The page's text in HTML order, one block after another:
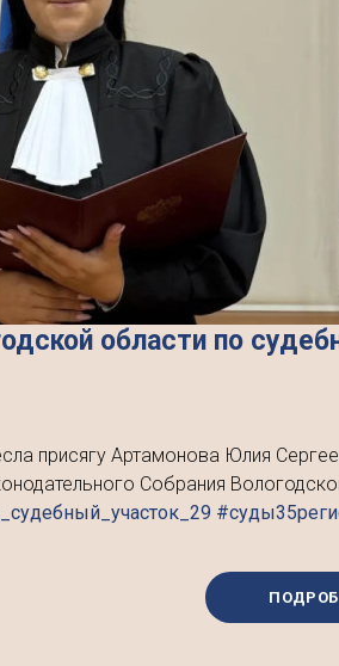
области по
присягу Артамонова Юлия
Собрания